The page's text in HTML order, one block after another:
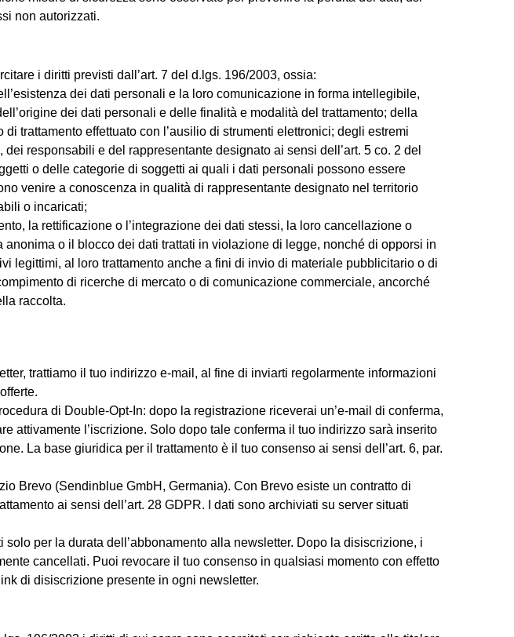
non autorizzati.
i diritti previsti dall’art. 7 del d.lgs. 196/2003, ossia:
dei dati personali e la loro comunicazione in forma intellegibile,
dei dati personali e delle finalità e modalità del trattamento; della
di trattamento effettuato con l’ausilio di strumenti elettronici; degli estremi
responsabili e del rappresentante designato ai sensi dell’art. 5 co. 2 del
o delle categorie di soggetti ai quali i dati personali possono essere
venire a conoscenza in qualità di rappresentante designato nel territorio
o incaricati;
la rettificazione o l’integrazione dei dati stessi, la loro cancellazione o
anonima o il blocco dei dati trattati in violazione di legge, nonché di opporsi in
legittimi, al loro trattamento anche a fini di invio di materiale pubblicitario o di
di ricerche di mercato o di comunicazione commerciale, ancorché
raccolta.
trattiamo il tuo indirizzo e-mail, al fine di inviarti regolarmente informazioni
di Double-Opt-In: dopo la registrazione riceverai un’e-mail di conferma,
attivamente l’iscrizione. Solo dopo tale conferma il tuo indirizzo sarà inserito
La base giuridica per il trattamento è il tuo consenso ai sensi dell’art. 6, par.
Brevo (Sendinblue GmbH, Germania). Con Brevo esiste un contratto di
ai sensi dell’art. 28 GDPR. I dati sono archiviati su server situati
solo per la durata dell’abbonamento alla newsletter. Dopo la disiscrizione, i
cancellati. Puoi revocare il tuo consenso in qualsiasi momento con effetto
di disiscrizione presente in ogni newsletter.